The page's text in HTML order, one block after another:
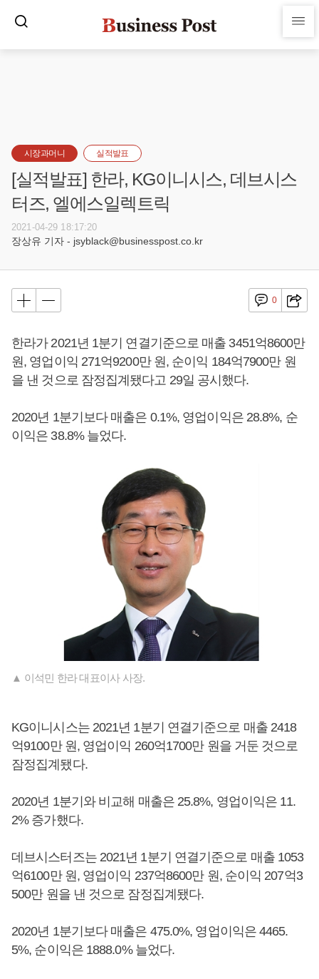
시장과머니 실적발표
[실적발표] 한라, KG이니시스, 데브시스
터즈, 엘에스일렉트릭
2021-04-29 18:17:20
장상유 기자 - jsyblack@businesspost.co.kr
0
한라가 2021년 1분기 연결기준으로 매출 3451억8600만
원, 영업이익 271억9200만 원, 순이익 184억7900만 원
을 낸 것으로 잠정집계됐다고 29일 공시했다.
2020년 1분기보다 매출은 0.1%, 영업이익은 28.8%, 순
이익은 38.8% 늘었다.
▲ 이석민 한라 대표이사 사장.
KG이니시스는 2021년 1분기 연결기준으로 매출 2418
억9100만 원, 영업이익 260억1700만 원을 거둔 것으로
잠정집계됐다.
2020년 1분기와 비교해 매출은 25.8%, 영업이익은 11.
2% 증가했다.
데브시스터즈는 2021년 1분기 연결기준으로 매출 1053
억6100만 원, 영업이익 237억8600만 원, 순이익 207억3
500만 원을 낸 것으로 잠정집계됐다.
2020년 1분기보다 매출은 475.0%, 영업이익은 4465.
5%, 순이익은 1888.0% 늘었다.